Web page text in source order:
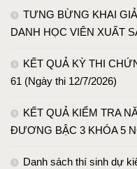
TƯNG BỪNG KHAI
DANH HỌC VIÊN XUẤT
KẾT QUẢ KỲ THI
61 (Ngày thi 12/7/2026)
KẾT QUẢ KIỂM TRA
ĐƯƠNG BẬC 3 KHÓA 5
Danh sách thí sinh dự